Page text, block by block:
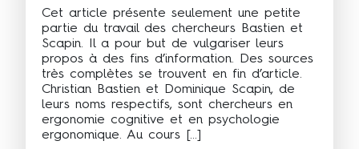
Cet article présente seulement une petite
partie du travail des chercheurs Bastien et
Scapin. Il a pour but de vulgariser leurs
propos à des fins d’information. Des sources
très complètes se trouvent en fin d’article.
Christian Bastien et Dominique Scapin, de
leurs noms respectifs, sont chercheurs en
ergonomie cognitive et en psychologie
ergonomique. Au cours […]